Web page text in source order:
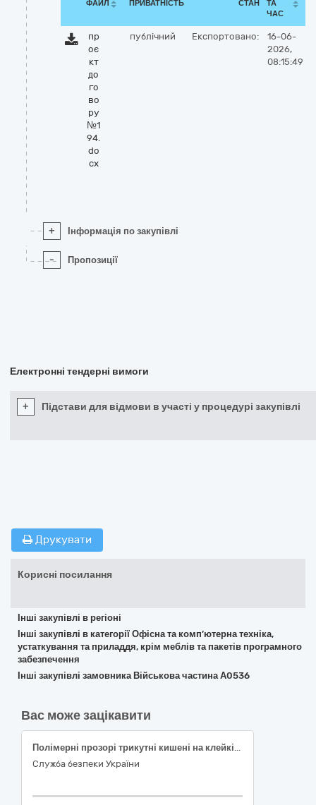
ФАЙЛ ПРИВАТНІСТЬ СТАН
ТА
ЧАС
пр
оє
кт
до
го
во
ру
№1
94.
do
cx
публічний Експортовано:
16-06-
2026,
08:15:49
+ Інформація по закупівлі
- Пропозиції
Електронні тендерні вимоги
+ Підстави для відмови в участі у процедурі закупівлі
Друкувати
Корисні посилання
Інші закупівлі в регіоні
Інші закупівлі в категорії Офісна та комп’ютерна техніка,
устаткування та приладдя, крім меблів та пакетів програмного
забезпечення
Інші закупівлі замовника Військова частина А0536
Вас може зацікавити
Полімерні прозорі трикутні кишені на клейкій основі
Служба безпеки України